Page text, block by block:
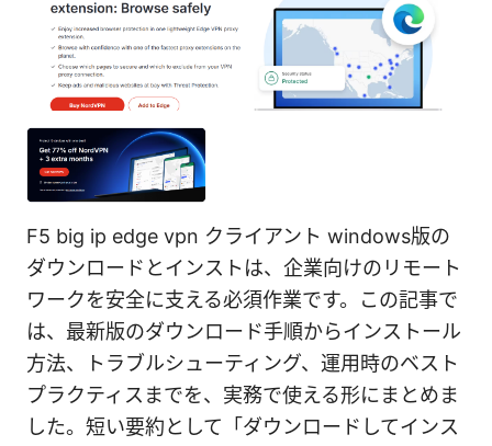
F5 big ip edge vpn クライアント windows版の
ダウンロードとインストは、企業向けのリモート
ワークを安全に支える必須作業です。この記事で
は、最新版のダウンロード手順からインストール
方法、トラブルシューティング、運用時のベスト
プラクティスまでを、実務で使える形にまとめま
した。短い要約として「ダウンロードしてインス